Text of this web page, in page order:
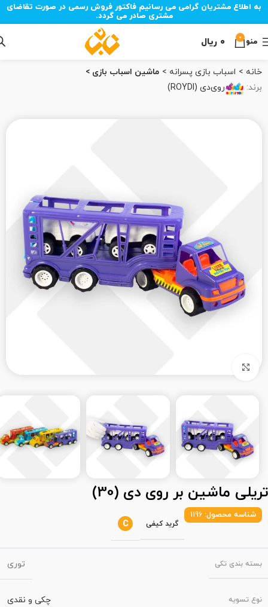
به اطلاع مشتریان گرامی می رسانیم فاکتور فروش رسمی در صورت تقاضای
مشتری صادر می گردد.
منو 0 ۰ ریال
خانه اسباب بازی پسرانه
ماشین اسباب بازی
برند:
روی‌دی (ROYDI)
تریلی ماشین بر روی دی (30)
شناسه محصول: 1196
گرید کیفی C
بسته‌ بندی تکی توری
نوع تسویه چکی و نقدی